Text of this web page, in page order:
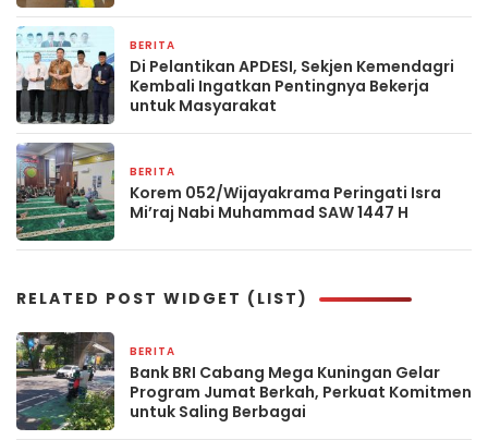
BERITA
Di Pelantikan APDESI, Sekjen Kemendagri
Kembali Ingatkan Pentingnya Bekerja
untuk Masyarakat
BERITA
Korem 052/Wijayakrama Peringati Isra
Mi’raj Nabi Muhammad SAW 1447 H
RELATED POST WIDGET (LIST)
BERITA
Bank BRI Cabang Mega Kuningan Gelar
Program Jumat Berkah, Perkuat Komitmen
untuk Saling Berbagai